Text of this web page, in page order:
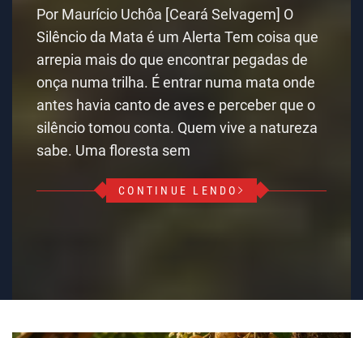
Por Maurício Uchôa [Ceará Selvagem] O
Silêncio da Mata é um Alerta Tem coisa que
arrepia mais do que encontrar pegadas de
onça numa trilha. É entrar numa mata onde
antes havia canto de aves e perceber que o
silêncio tomou conta. Quem vive a natureza
sabe. Uma floresta sem
CONTINUE LENDO